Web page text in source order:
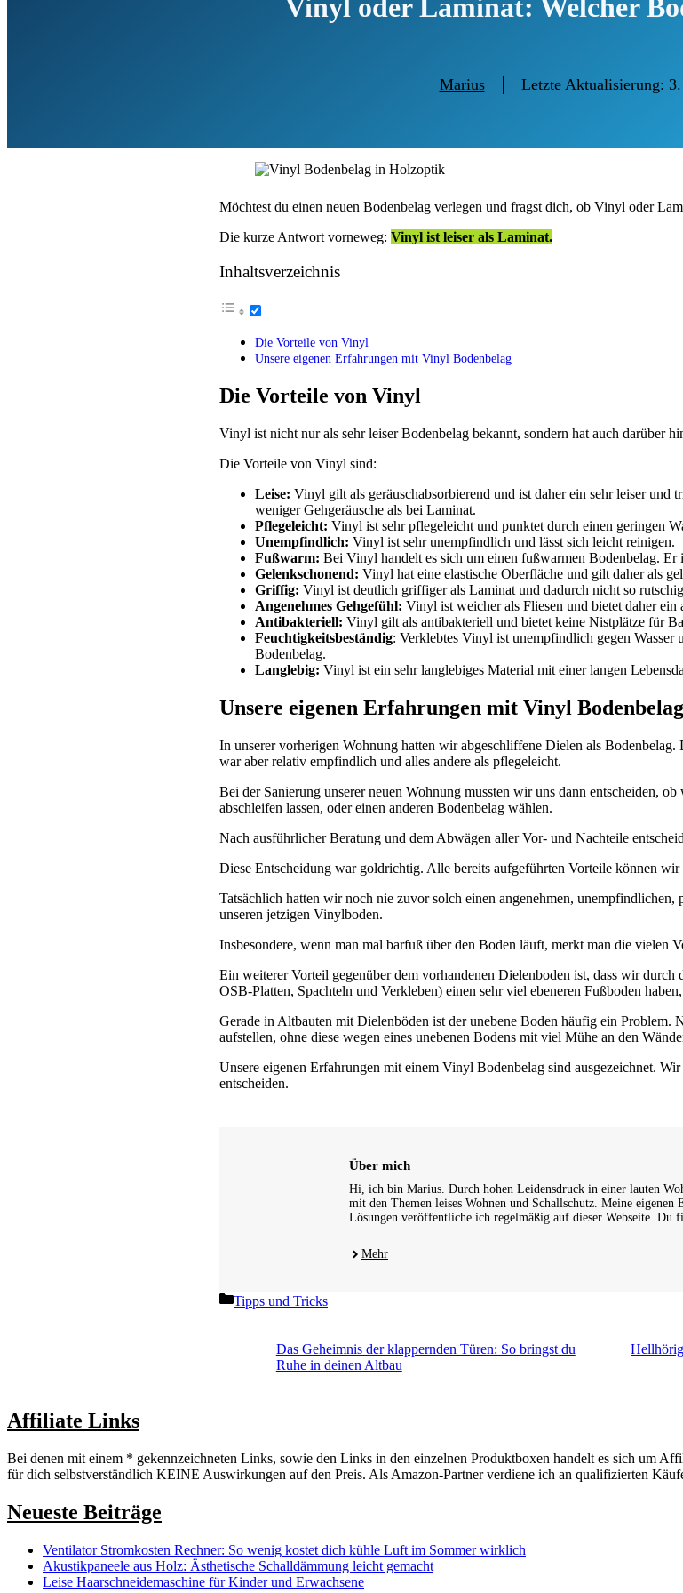
Vinyl oder Laminat: Welcher
Marius Letzte Aktualisierung:
Möchtest du einen neuen Bodenbelag verlegen und fragst dich, ob Vinyl oder
Die kurze Antwort vorneweg: Vinyl ist leiser als Laminat.
Inhaltsverzeichnis
Die Vorteile von Vinyl
Unsere eigenen Erfahrungen mit Vinyl Bodenbelag
Die Vorteile von Vinyl
Vinyl ist nicht nur als sehr leiser Bodenbelag bekannt, sondern hat auch darüber
Die Vorteile von Vinyl sind:
Leise: Vinyl gilt als geräuschabsorbierend und ist daher ein sehr leiser und
weniger Gehgeräusche als bei Laminat.
Pflegeleicht: Vinyl ist sehr pflegeleicht und punktet durch einen geringen
Unempfindlich: Vinyl ist sehr unempfindlich und lässt sich leicht reinigen.
Fußwarm: Bei Vinyl handelt es sich um einen fußwarmen Bodenbelag. Er
Gelenkschonend: Vinyl hat eine elastische Oberfläche und gilt daher als
Griffig: Vinyl ist deutlich griffiger als Laminat und dadurch nicht so
Angenehmes Gehgefühl: Vinyl ist weicher als Fliesen und bietet daher ein
Antibakteriell: Vinyl gilt als antibakteriell und bietet keine Nistplätze für
Feuchtigkeitsbeständig: Verklebtes Vinyl ist unempfindlich gegen
Bodenbelag.
Langlebig: Vinyl ist ein sehr langlebiges Material mit einer langen
Unsere eigenen Erfahrungen mit Vinyl Bodenbelag
In unserer vorherigen Wohnung hatten wir abgeschliffene Dielen als Bodenbelag.
war aber relativ empfindlich und alles andere als pflegeleicht.
Bei der Sanierung unserer neuen Wohnung mussten wir uns dann entscheiden,
abschleifen lassen, oder einen anderen Bodenbelag wählen.
Nach ausführlicher Beratung und dem Abwägen aller Vor- und Nachteile
Diese Entscheidung war goldrichtig. Alle bereits aufgeführten Vorteile können wir
Tatsächlich hatten wir noch nie zuvor solch einen angenehmen,
unseren jetzigen Vinylboden.
Insbesondere, wenn man mal barfuß über den Boden läuft, merkt man die vielen
Ein weiterer Vorteil gegenüber dem vorhandenen Dielenboden ist, dass wir
OSB-Platten, Spachteln und Verkleben) einen sehr viel ebeneren Fußboden
Gerade in Altbauten mit Dielenböden ist der unebene Boden häufig ein Problem.
aufstellen, ohne diese wegen eines unebenen Bodens mit viel Mühe an den
Unsere eigenen Erfahrungen mit einem Vinyl Bodenbelag sind ausgezeichnet.
entscheiden.
Über mich
Hi, ich bin Marius. Durch hohen Leidensdruck in einer lauten
mit den Themen leises Wohnen und Schallschutz. Meine
Lösungen veröffentliche ich regelmäßig auf dieser Webseite. Du
Mehr
Kategorien
Tipps und Tricks
Das Geheimnis der klappernden Türen: So bringst du
Ruhe in deinen Altbau
Affiliate Links
Bei denen mit einem * gekennzeichneten Links, sowie den Links in den einzelnen Produktboxen handelt es sich um
für dich selbstverständlich KEINE Auswirkungen auf den Preis. Als Amazon-Partner verdiene ich an qualifizierten
Neueste Beiträge
Ventilator Stromkosten Rechner: So wenig kostet dich kühle Luft im Sommer wirklich
Akustikpaneele aus Holz: Ästhetische Schalldämmung leicht gemacht
Leise Haarschneidemaschine für Kinder und Erwachsene